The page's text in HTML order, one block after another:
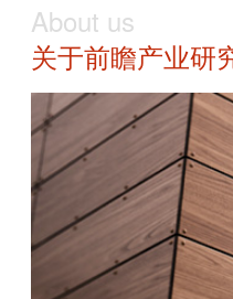
About us
关于前瞻产业研